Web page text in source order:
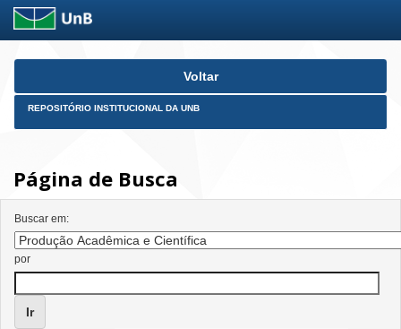
Skip
Voltar
REPOSITÓRIO INSTITUCIONAL DA UNB
Página de Busca
Buscar em:
por